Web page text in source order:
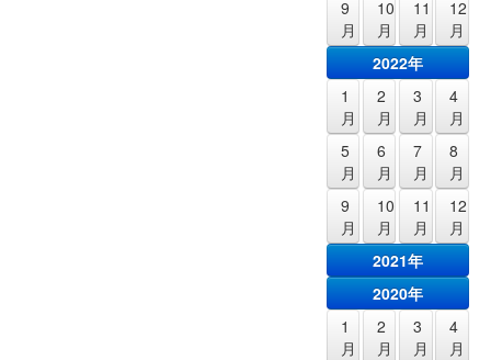
9
月
10
月
11
月
12
月
2022年
1
月
2
月
3
月
4
月
5
月
6
月
7
月
8
月
9
月
10
月
11
月
12
月
2021年
2020年
1
月
2
月
3
月
4
月